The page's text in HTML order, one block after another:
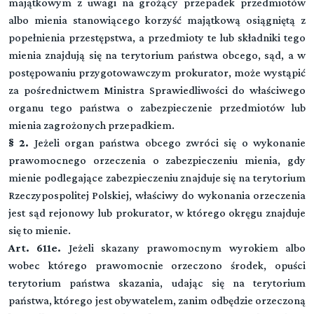
majątkowym z uwagi na grożący przepadek przedmiotów
albo mienia stanowiącego korzyść majątkową osiągniętą z
popełnienia przestępstwa, a przedmioty te lub składniki tego
mienia znajdują się na terytorium państwa obcego, sąd, a w
postępowaniu przygotowawczym prokurator, może wystąpić
za pośrednictwem Ministra Sprawiedliwości do właściwego
organu tego państwa o zabezpieczenie przedmiotów lub
mienia zagrożonych przepadkiem.
§ 2. Jeżeli organ państwa obcego zwróci się o wykonanie
prawomocnego orzeczenia o zabezpieczeniu mienia, gdy
mienie podlegające zabezpieczeniu znajduje się na terytorium
Rzeczypospolitej Polskiej, właściwy do wykonania orzeczenia
jest sąd rejonowy lub prokurator, w którego okręgu znajduje
się to mienie.
Art. 611e. Jeżeli skazany prawomocnym wyrokiem albo
wobec którego prawomocnie orzeczono środek, opuści
terytorium państwa skazania, udając się na terytorium
państwa, którego jest obywatelem, zanim odbędzie orzeczoną
Rozdział 2 (art. 40 - 44)
Przeczytaj zawartość działu
Rozdział 3 (art. 45 - 48)
Oskarżyciel publiczny
Rozdział 4 (art. 49 - 52)
Pokrzywdzony
Rozdział 5 (art. 53 - 58)
Oskarżyciel posiłkowy
Rozdział 6 (art. 59 - 61)
Oskarżyciel prywatny
Rozdział 7 (art. 62 - 70)
Powód cywilny
Rozdział 8 (art. 71 - 81)
Oskarżony
Rozdział 9 (art. 82 - 89)
Obrońcy i pełnomocnicy
DZIAŁ IV (art. -)
Czynności procesowe
▼
Rozdział 11 (art. 92 - 107)
Orzeczenia, zarządzenia i polecenia
Rozdział 12 (art. 108 - 115)
Narada i głosowanie
Rozdział 13 (art. 116 - 121)
Porządek czynności procesowych
Rozdział 14 (art. 122 - 127)
Terminy
Rozdział 15 (art. 128 - 142)
Doręczenia
Rozdział 16 (art. 143 - 155)
DZIAŁ V (art. -)
▼
Rozdział 19 (art. 167 - 174)
Przepisy ogólne
Rozdział 20 (art. 175 - 176)
Wyjaśnienia oskarżonego
Świadkowie
Rozdział 22 (art. 193 - 206)
Biegli, tłumacze, specjaliści
DZIAŁ VI (art. -)
▼
Rozdział 27 (art. 243 - 248)
Zatrzymanie
Rozdział 28 (art. 249 - 277)
Środki zapobiegawcze
Rozdział 29 (art. 278 - 280)
Poszukiwanie oskarżonego i list gończy
DZIAŁ VII (art. -)
Postępowanie przygotowawcze
▼
Rozdział 33 (art. 297 - 302)
Przepisy ogólne
Rozdział 34 (art. 303 - 308)
Wszczęcie śledztwa
DZIAŁ VIII (art. -)
Postępowanie przed sądem pierwszej instancji
Rozdział 40 (art. 337 - 347)
Wstępna kontrola oskarżenia
DZIAŁ IX (art. -)